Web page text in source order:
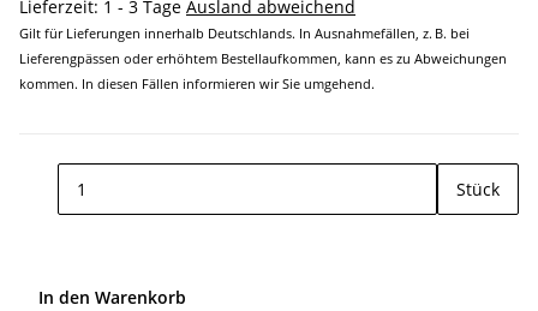
Lieferzeit: 1 - 3 Tage Ausland abweichend
Gilt für Lieferungen innerhalb Deutschlands. In Ausnahmefällen, z. B. bei
Lieferengpässen oder erhöhtem Bestellaufkommen, kann es zu Abweichungen
kommen. In diesen Fällen informieren wir Sie umgehend.
Stück
In den Warenkorb